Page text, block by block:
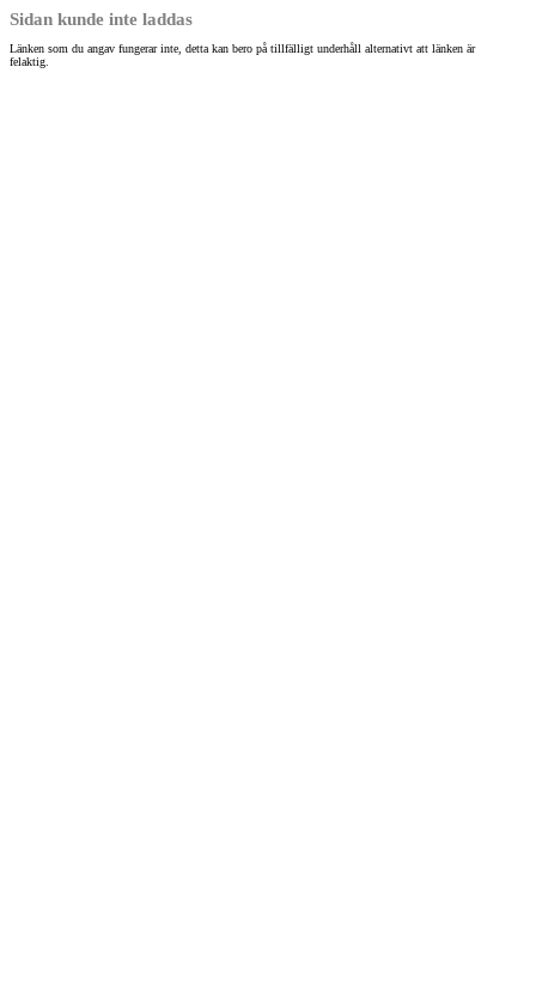
Sidan kunde inte laddas
Länken som du angav fungerar inte, detta kan bero på tillfälligt underhåll alternativt att länken är
felaktig.